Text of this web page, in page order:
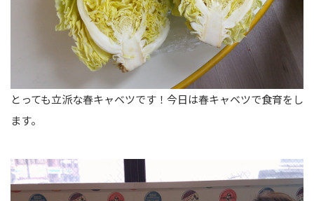
とっても立派な春キャベツです！今日は春キャベツで食育をし
ます。